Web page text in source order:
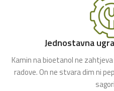
Jednostavna
Kamin na bioetanol ne
radove. On ne stvara dim ni